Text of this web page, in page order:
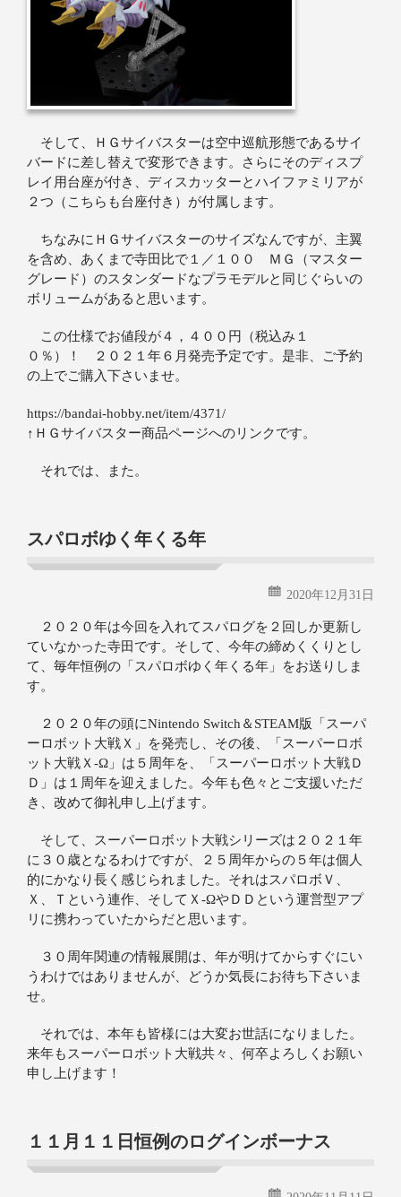
そして、ＨＧサイバスターは空中巡航形態であるサイ
バードに差し替えで変形できます。さらにそのディスプ
レイ用台座が付き、ディスカッターとハイファミリアが
２つ（こちらも台座付き）が付属します。
ちなみにＨＧサイバスターのサイズなんですが、主翼
を含め、あくまで寺田比で１／１００ ＭＧ（マスター
グレード）のスタンダードなプラモデルと同じぐらいの
ボリュームがあると思います。
この仕様でお値段が４，４００円（税込み１
０％）！ ２０２１年６月発売予定です。是非、ご予約
の上でご購入下さいませ。
https://bandai-hobby.net/item/4371/
↑ＨＧサイバスター商品ページへのリンクです。
それでは、また。
スパロボゆく年くる年
2020年12月31日
２０２０年は今回を入れてスパログを２回しか更新し
ていなかった寺田です。そして、今年の締めくくりとし
て、毎年恒例の「スパロボゆく年くる年」をお送りしま
す。
２０２０年の頭にNintendo Switch＆STEAM版「スーパ
ーロボット大戦Ｘ」を発売し、その後、「スーパーロボ
ット大戦Ｘ‐Ω」は５周年を、「スーパーロボット大戦Ｄ
Ｄ」は１周年を迎えました。今年も色々とご支援いただ
き、改めて御礼申し上げます。
そして、スーパーロボット大戦シリーズは２０２１年
に３０歳となるわけですが、２５周年からの５年は個人
的にかなり長く感じられました。それはスパロボＶ、
Ｘ、Ｔという連作、そしてＸ‐ΩやＤＤという運営型アプ
リに携わっていたからだと思います。
３０周年関連の情報展開は、年が明けてからすぐにい
うわけではありませんが、どうか気長にお待ち下さいま
せ。
それでは、本年も皆様には大変お世話になりました。
来年もスーパーロボット大戦共々、何卒よろしくお願い
申し上げます！
１１月１１日恒例のログインボーナス